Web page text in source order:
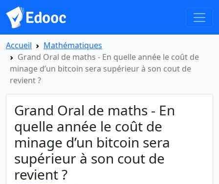
Accueil
Mathématiques
Grand Oral de maths - En quelle année le coût de
minage d’un bitcoin sera supérieur à son cout de
revient ?
Grand Oral de maths - En
quelle année le coût de
minage d’un bitcoin sera
supérieur à son cout de
revient ?